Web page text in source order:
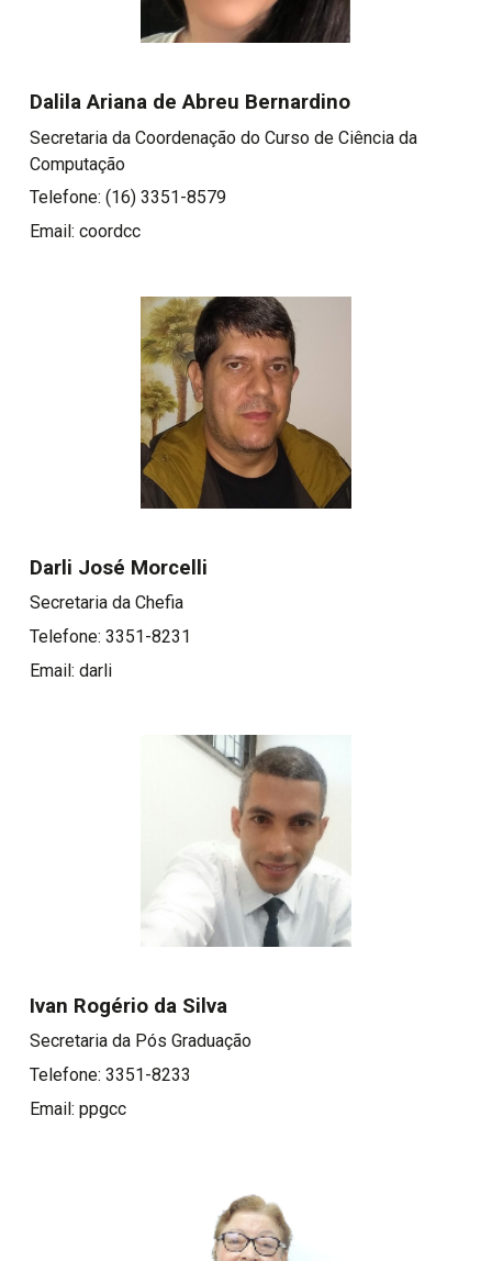
Dalila Ariana de Abreu Bernardino
Secretaria da Coordenação do Curso de Ciência da
Computação
Telefone: (16) 3351-8579
Email: coordcc
Darli José Morcelli
Secretaria da Chefia
Telefone: 3351-8231
Email: darli
Ivan Rogério da Silva
Secretaria da Pós Graduação
Telefone: 3351-8233
Email: ppgcc